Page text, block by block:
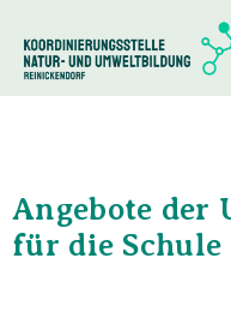
Angebote der
für die Schule